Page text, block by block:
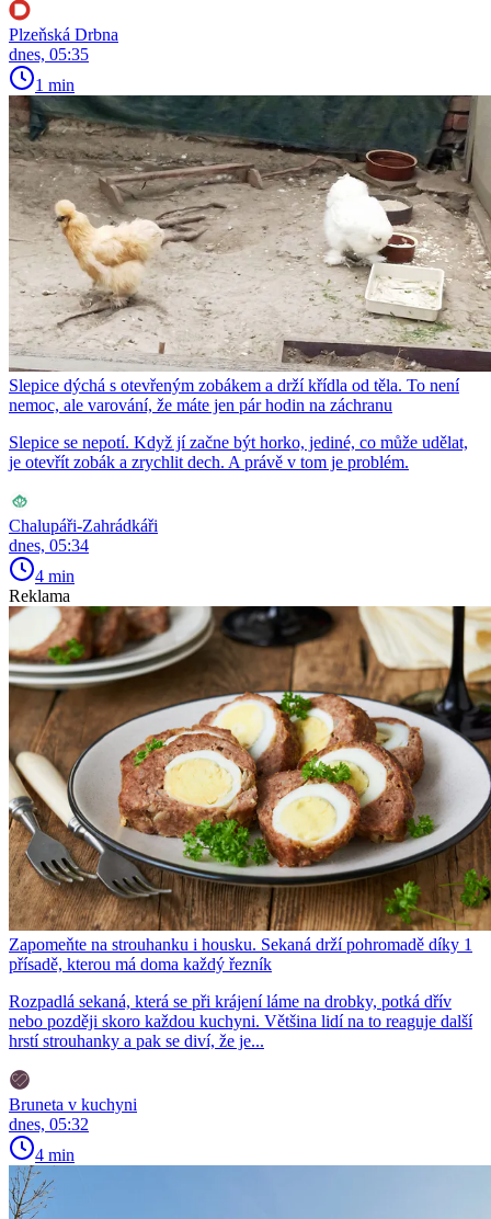
Plzeňská Drbna
dnes, 05:35
1 min
Slepice dýchá s otevřeným zobákem a drží křídla od těla. To není
nemoc, ale varování, že máte jen pár hodin na záchranu
Slepice se nepotí. Když jí začne být horko, jediné, co může udělat,
je otevřít zobák a zrychlit dech. A právě v tom je problém.
Chalupáři-Zahrádkáři
dnes, 05:34
4 min
Reklama
Zapomeňte na strouhanku i housku. Sekaná drží pohromadě díky 1
přísadě, kterou má doma každý řezník
Rozpadlá sekaná, která se při krájení láme na drobky, potká dřív
nebo později skoro každou kuchyni. Většina lidí na to reaguje další
hrstí strouhanky a pak se diví, že je...
Bruneta v kuchyni
dnes, 05:32
4 min